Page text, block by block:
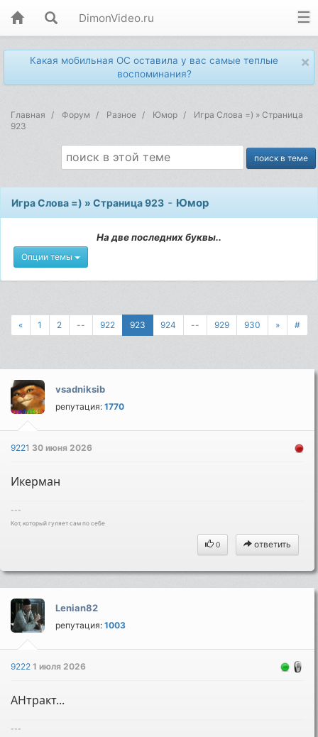
DimonVideo.ru
×
Какая мобильная ОС оставила у вас самые теплые
воспоминания?
Главная Форум Разное Юмор
Игра Слова =) » Страница
923
Игра Слова =) » Страница 923 - Юмор
На две последних буквы..
Опции темы
« 1 2 -- 922 923 924 -- 929 930 » #
vsadniksib
репутация:1770
9221 30 июня 2026
Икерман
---
Кот, который гуляет сам по себе
0 ответить
Lenian82
репутация:1003
92221 июля 2026
АНтракт...
---